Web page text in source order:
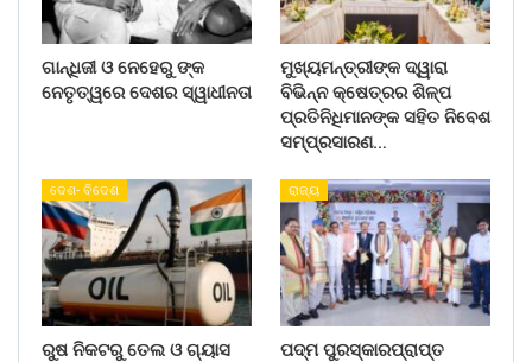
ଗାନ୍ଧିଜୀ ଓ ନେହେରୁ ଙ୍କ
ନେତୃତ୍ୱରେ ଦେଶର ସ୍ୱାଧୀନତା
ମୁଖ୍ୟମନ୍ତ୍ରୀଙ୍କ ଦ୍ୱାରା
ବିଭିନ୍ନ କ୍ଷେତ୍ରର ଶିଳ୍ପ
ପ୍ରତିନିଧିମାନଙ୍କ ସହିତ ନିବେଶ
ସମ୍ପ୍ରସାରଣ…
ଦେଶ- ବିଦେଶ
ରୁଷ ନିକଟରୁ ତେଲ ଓ ଗ୍ୟାସ
ରାଜ୍ୟ
ପଦ୍ମ ପୁରସ୍କାରପ୍ରାପ୍ତ